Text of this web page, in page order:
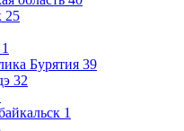
25
1
Бурятия 39
32
1